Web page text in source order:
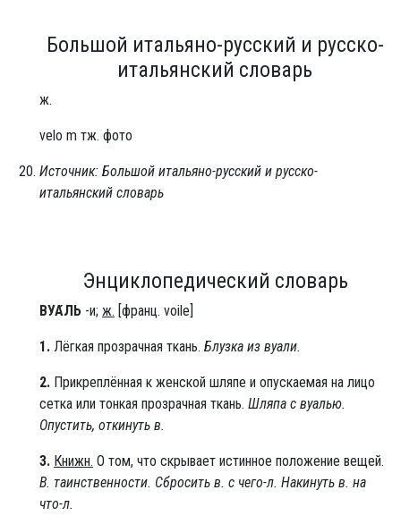
Большой итальяно-русский и русско-
итальянский словарь
ж.
velo m тж. фото
Источник: Большой итальяно-русский и русско-
итальянский словарь
Энциклопедический словарь
ВУА́ЛЬ -и; ж. [франц. voile]
1. Лёгкая прозрачная ткань. Блузка из вуали.
2. Прикреплённая к женской шляпе и опускаемая на лицо
сетка или тонкая прозрачная ткань. Шляпа с вуалью.
Опустить, откинуть в.
3. Книжн. О том, что скрывает истинное положение вещей.
В. таинственности. Сбросить в. с чего-л. Накинуть в. на
что-л.